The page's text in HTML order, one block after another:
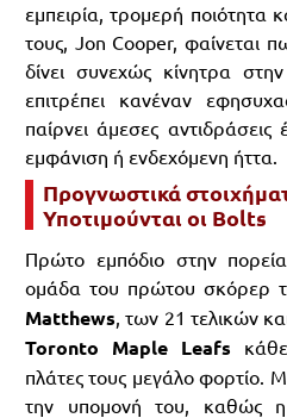
εμπειρία, τρομερή ποιότητα
τους, Jon Cooper, φαίνεται
δίνει συνεχώς κίνητρα
επιτρέπει κανέναν
παίρνει άμεσες
εμφάνιση ή ενδεχόμενη ήττα.
Προγνωστικά
Υποτιμούνται οι Bolts
Πρώτο εμπόδιο στην
ομάδα του πρώτου σκόρερ
Matthews, των 21 τελικών
Toronto Maple Leafs
πλάτες τους μεγάλο φορτίο.
την υπομονή του, καθώς